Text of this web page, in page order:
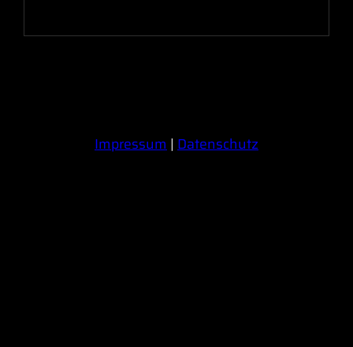
Impressum| Datenschutz